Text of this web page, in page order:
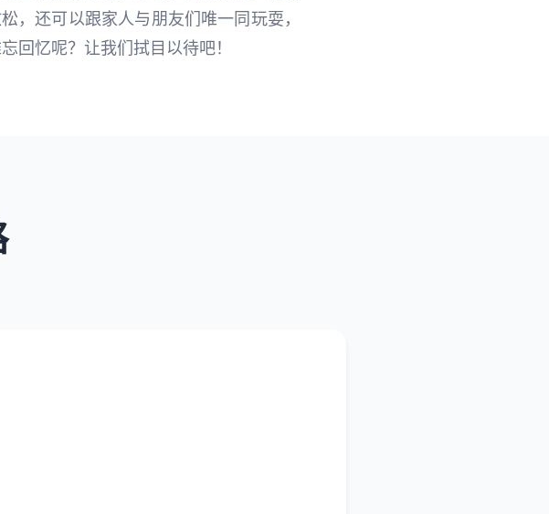
，还可以跟家人与朋友们唯一同玩耍，
回忆呢？让我们拭目以待吧！